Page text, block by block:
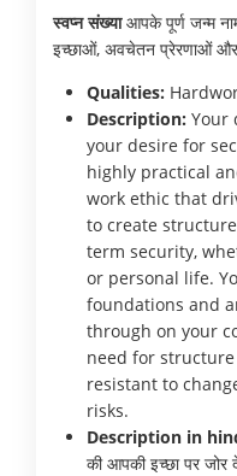
स्वप्न संख्याआपके पूर्ण जन्म
इच्छाओं, अवचेतन प्रेरणाओं
Qualities:
Description: Your
your desire for
highly practical
work ethic that
to create
term security,
or personal life.
foundations and
through on your
need for
resistant to
risks.
Description in
की आपकी इच्छा पर जोर